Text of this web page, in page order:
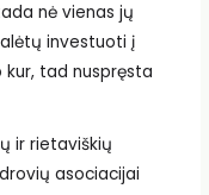
nė vienas jų
investuoti į
tad nuspręsta
ir rietaviškių
asociacijai